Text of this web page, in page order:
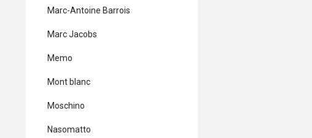
Marc-Antoine Barrois
Marc Jacobs
Memo
Mont blanc
Moschino
Nasomatto